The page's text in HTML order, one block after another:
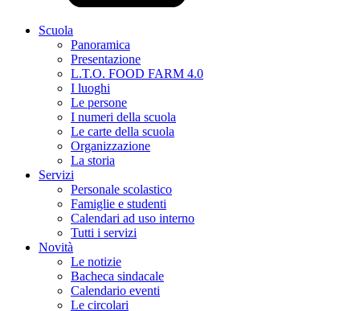
Scuola
Panoramica
Presentazione
L.T.O. FOOD FARM 4.0
I luoghi
Le persone
I numeri della scuola
Le carte della scuola
Organizzazione
La storia
Servizi
Personale scolastico
Famiglie e studenti
Calendari ad uso interno
Tutti i servizi
Novità
Le notizie
Bacheca sindacale
Calendario eventi
Le circolari